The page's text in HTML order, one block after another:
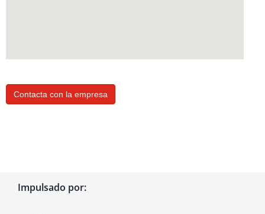
Contacta con la empresa
Impulsado por: